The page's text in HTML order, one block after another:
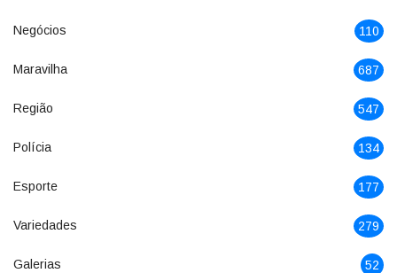
Negócios 110
Maravilha 687
Região 547
Polícia 134
Esporte 177
Variedades 279
Galerias 52